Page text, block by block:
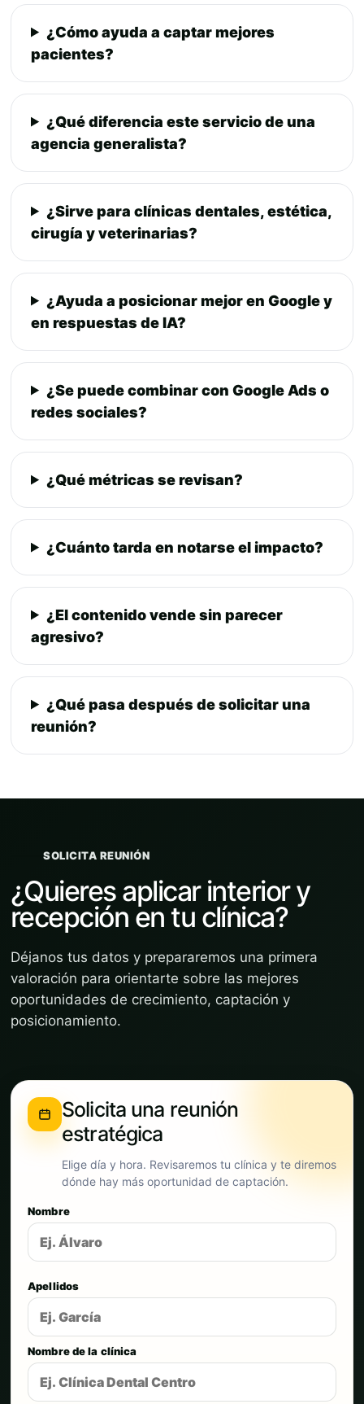
¿Cómo ayuda a captar mejores
pacientes?
¿Qué diferencia este servicio de una
agencia generalista?
¿Sirve para clínicas dentales, estética,
cirugía y veterinarias?
¿Ayuda a posicionar mejor en Google y
en respuestas de IA?
¿Se puede combinar con Google Ads o
redes sociales?
¿Qué métricas se revisan?
¿Cuánto tarda en notarse el impacto?
¿El contenido vende sin parecer
agresivo?
¿Qué pasa después de solicitar una
reunión?
SOLICITA REUNIÓN
¿Quieres aplicar interior y
recepción en tu clínica?
Déjanos tus datos y prepararemos una primera
valoración para orientarte sobre las mejores
oportunidades de crecimiento, captación y
posicionamiento.
Solicita una reunión
estratégica
Elige día y hora. Revisaremos tu clínica y te diremos
dónde hay más oportunidad de captación.
Nombre
Apellidos
Nombre de la clínica